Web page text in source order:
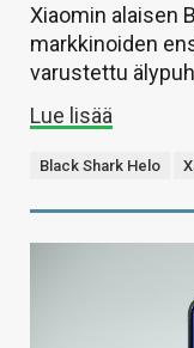
Xiaomin alaisen
markkinoiden
varustettu
Lue lisää
Black Shark Helo